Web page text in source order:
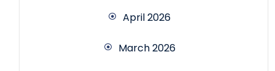
April 2026
March 2026